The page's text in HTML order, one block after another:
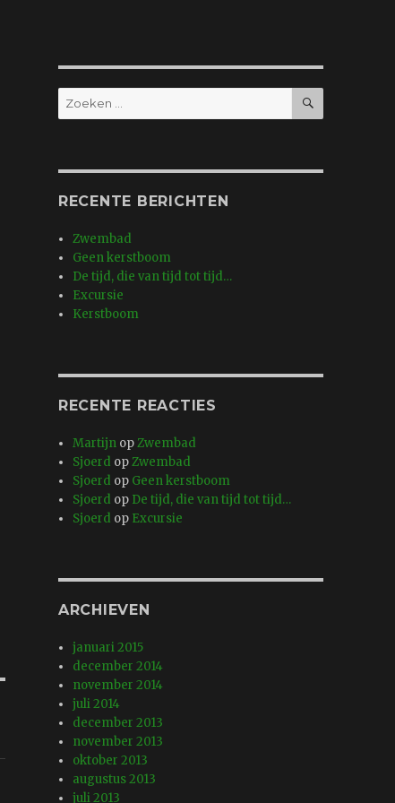
Zoeken
naar:
ZOEKEN
RECENTE BERICHTEN
Zwembad
Geen kerstboom
De tijd, die van tijd tot tijd…
Excursie
Kerstboom
RECENTE REACTIES
Martijn opZwembad
Sjoerd opZwembad
Sjoerd op Geen kerstboom
Sjoerd op De tijd, die van tijd tot tijd…
Sjoerd op Excursie
ARCHIEVEN
januari 2015
december 2014
november 2014
juli 2014
december 2013
november 2013
oktober 2013
augustus 2013
juli 2013